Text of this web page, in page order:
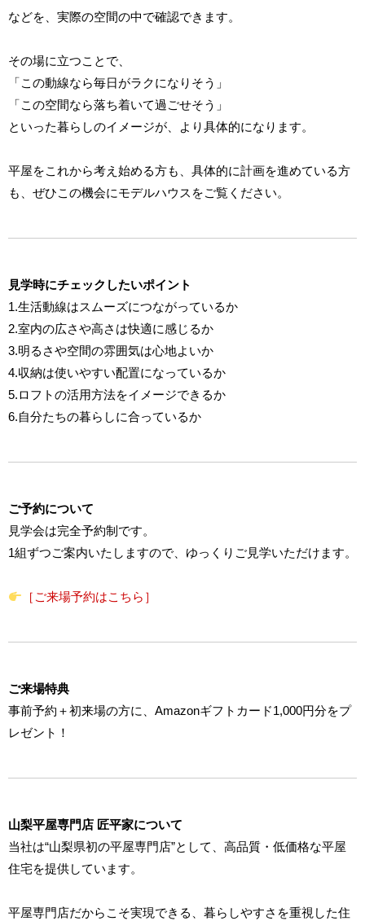
などを、実際の空間の中で確認できます。
その場に立つことで、
「この動線なら毎日がラクになりそう」
「この空間なら落ち着いて過ごせそう」
といった暮らしのイメージが、より具体的になります。
平屋をこれから考え始める方も、具体的に計画を進めている方
も、ぜひこの機会にモデルハウスをご覧ください。
見学時にチェックしたいポイント
1.生活動線はスムーズにつながっているか
2.室内の広さや高さは快適に感じるか
3.明るさや空間の雰囲気は心地よいか
4.収納は使いやすい配置になっているか
5.ロフトの活用方法をイメージできるか
6.自分たちの暮らしに合っているか
ご予約について
見学会は完全予約制です。
1組ずつご案内いたしますので、ゆっくりご見学いただけます。
［ご来場予約はこちら］
ご来場特典
事前予約＋初来場の方に、Amazonギフトカード1,000円分をプ
レゼント！
山梨平屋専門店 匠平家について
当社は“山梨県初の平屋専門店”として、高品質・低価格な平屋
住宅を提供しています。
平屋専門店だからこそ実現できる、暮らしやすさを重視した住